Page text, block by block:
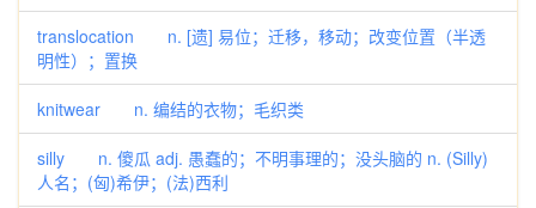
translocation n. [遗] 易位；迁移，移动；改变位置（半透
明性）；置换
knitwear n. 编结的衣物；毛织类
silly n. 傻瓜 adj. 愚蠢的；不明事理的；没头脑的 n. (Silly)
人名；(匈)希伊；(法)西利